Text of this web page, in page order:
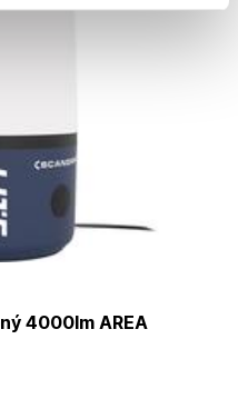
4000lm AREA